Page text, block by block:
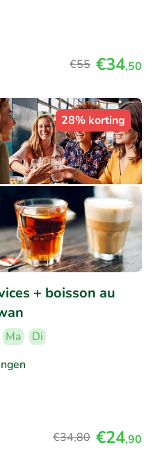
€55 €34,50
28% korting
+ boisson au
Ma
Di
€34,80 €24,90